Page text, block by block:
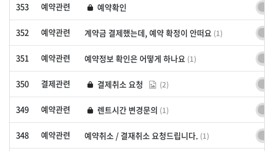
353
예약관련
예약확인
예약확인
352
예약관련
계약금 결제했는데, 예약 확정이 안떠요
계약금 결제했는데, 예약 확정이 안떠요 (1)
351
예약관련
예약정보 확인은 어떻게 하나요
예약정보 확인은 어떻게 하나요 (1)
350
결제관련
결제취소 요청
결제취소 요청 (2)
349
예약관련
렌트시간 변경문의
렌트시간 변경문의 (1)
348
예약관련
예약취소 / 결재취소 요청드립니다.
예약취소 / 결재취소 요청드립니다. (1)